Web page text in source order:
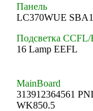
Панель
LC370WUE SBA1
Подсветка
16 Lamp EEFL
MainBoard
313912364561
WK850.5